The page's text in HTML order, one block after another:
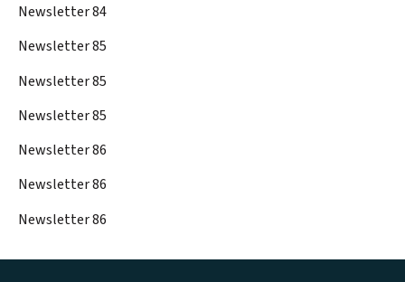
Newsletter 84
Newsletter 85
Newsletter 85
Newsletter 85
Newsletter 86
Newsletter 86
Newsletter 86